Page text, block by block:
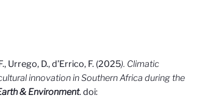
Urrego, D., d’Errico, F. (2025). Climatic
innovation in Southern Africa during the
& Environment.doi: